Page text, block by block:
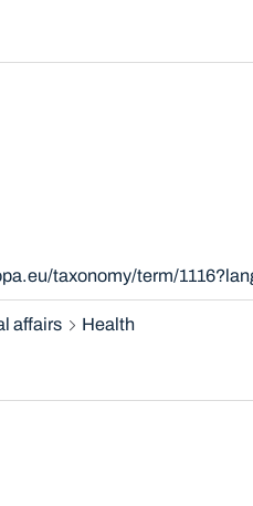
taxonomy/term/
affairs Health